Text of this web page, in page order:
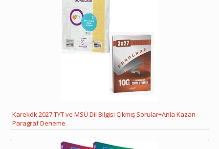
Karekök 2027 TYT ve MSÜ Dil Bilgisi Çıkmış Sorular+Anla Kazan
Paragraf Deneme